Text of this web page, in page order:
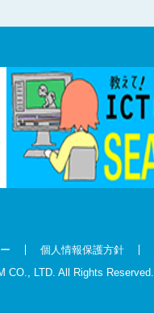
個人情報保護方針
CO., LTD. All Rights Reserved.